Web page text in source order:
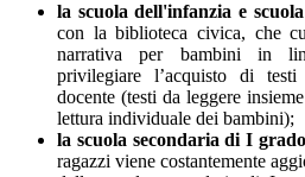
la scuola dell'infanzia e
con la biblioteca civica, che
narrativa per bambini in
privilegiare l’acquisto di
docente (testi da leggere
lettura individuale dei bambini);
la scuola secondaria di I grado
ragazzi viene costantemente